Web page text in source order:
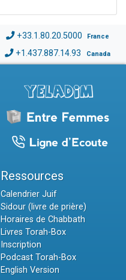
+33.1.80.20.5000 France
+1.437.887.14.93 Canada
Ressources
Calendrier Juif
Sidour (livre de prière)
Horaires de Chabbath
Livres Torah-Box
Inscription
Podcast Torah-Box
English Version